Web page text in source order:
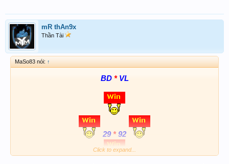
mR thAn9x
Thần Tài
MaSo83 nói: ↑
BD *VL
29 *92
Click to expand...